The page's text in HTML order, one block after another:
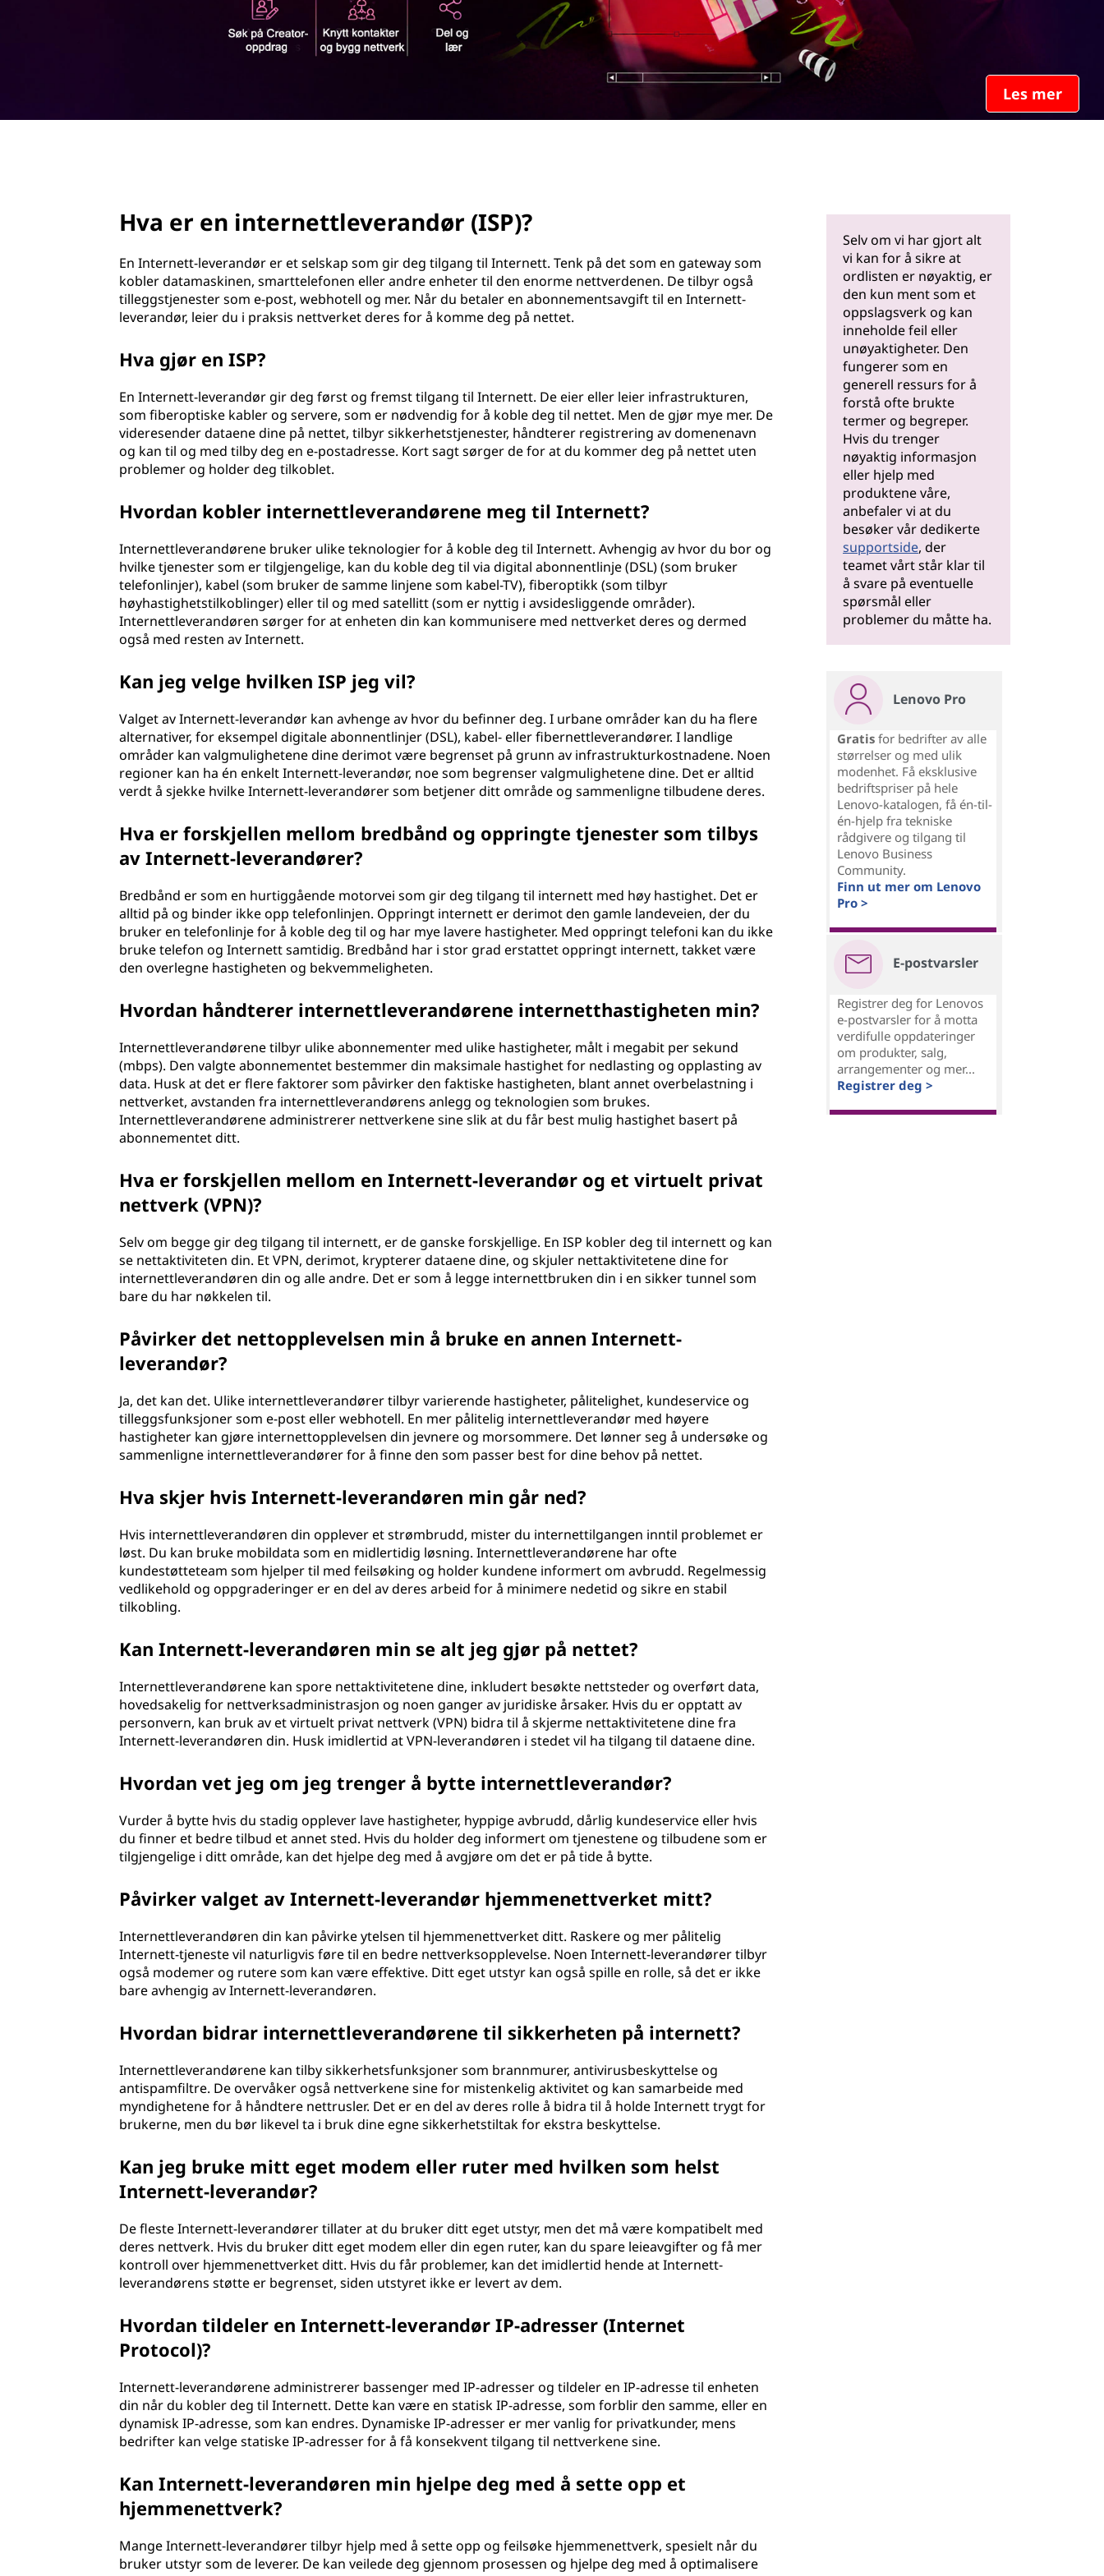
Les mer
Hva er en internettleverandør (ISP)?
En Internett-leverandør er et selskap som gir deg tilgang til Internett. Tenk på det som en gateway som
kobler datamaskinen, smarttelefonen eller andre enheter til den enorme nettverdenen. De tilbyr også
tilleggstjenester som e-post, webhotell og mer. Når du betaler en abonnementsavgift til en Internett-
leverandør, leier du i praksis nettverket deres for å komme deg på nettet.
Hva gjør en ISP?
En Internett-leverandør gir deg først og fremst tilgang til Internett. De eier eller leier infrastrukturen,
som fiberoptiske kabler og servere, som er nødvendig for å koble deg til nettet. Men de gjør mye mer. De
videresender dataene dine på nettet, tilbyr sikkerhetstjenester, håndterer registrering av domenenavn
og kan til og med tilby deg en e-postadresse. Kort sagt sørger de for at du kommer deg på nettet uten
problemer og holder deg tilkoblet.
Hvordan kobler internettleverandørene meg til Internett?
Internettleverandørene bruker ulike teknologier for å koble deg til Internett. Avhengig av hvor du bor og
hvilke tjenester som er tilgjengelige, kan du koble deg til via digital abonnentlinje (DSL) (som bruker
telefonlinjer), kabel (som bruker de samme linjene som kabel-TV), fiberoptikk (som tilbyr
høyhastighetstilkoblinger) eller til og med satellitt (som er nyttig i avsidesliggende områder).
Internettleverandøren sørger for at enheten din kan kommunisere med nettverket deres og dermed
også med resten av Internett.
Kan jeg velge hvilken ISP jeg vil?
Valget av Internett-leverandør kan avhenge av hvor du befinner deg. I urbane områder kan du ha flere
alternativer, for eksempel digitale abonnentlinjer (DSL), kabel- eller fibernettleverandører. I landlige
områder kan valgmulighetene dine derimot være begrenset på grunn av infrastrukturkostnadene. Noen
regioner kan ha én enkelt Internett-leverandør, noe som begrenser valgmulighetene dine. Det er alltid
verdt å sjekke hvilke Internett-leverandører som betjener ditt område og sammenligne tilbudene deres.
Hva er forskjellen mellom bredbånd og oppringte tjenester som tilbys
av Internett-leverandører?
Bredbånd er som en hurtiggående motorvei som gir deg tilgang til internett med høy hastighet. Det er
alltid på og binder ikke opp telefonlinjen. Oppringt internett er derimot den gamle landeveien, der du
bruker en telefonlinje for å koble deg til og har mye lavere hastigheter. Med oppringt telefoni kan du ikke
bruke telefon og Internett samtidig. Bredbånd har i stor grad erstattet oppringt internett, takket være
den overlegne hastigheten og bekvemmeligheten.
Hvordan håndterer internettleverandørene internetthastigheten min?
Internettleverandørene tilbyr ulike abonnementer med ulike hastigheter, målt i megabit per sekund
(mbps). Den valgte abonnementet bestemmer din maksimale hastighet for nedlasting og opplasting av
data. Husk at det er flere faktorer som påvirker den faktiske hastigheten, blant annet overbelastning i
nettverket, avstanden fra internettleverandørens anlegg og teknologien som brukes.
Internettleverandørene administrerer nettverkene sine slik at du får best mulig hastighet basert på
abonnementet ditt.
Hva er forskjellen mellom en Internett-leverandør og et virtuelt privat
nettverk (VPN)?
Selv om begge gir deg tilgang til internett, er de ganske forskjellige. En ISP kobler deg til internett og kan
se nettaktiviteten din. Et VPN, derimot, krypterer dataene dine, og skjuler nettaktivitetene dine for
internettleverandøren din og alle andre. Det er som å legge internettbruken din i en sikker tunnel som
bare du har nøkkelen til.
Påvirker det nettopplevelsen min å bruke en annen Internett-
leverandør?
Ja, det kan det. Ulike internettleverandører tilbyr varierende hastigheter, pålitelighet, kundeservice og
tilleggsfunksjoner som e-post eller webhotell. En mer pålitelig internettleverandør med høyere
hastigheter kan gjøre internettopplevelsen din jevnere og morsommere. Det lønner seg å undersøke og
sammenligne internettleverandører for å finne den som passer best for dine behov på nettet.
Hva skjer hvis Internett-leverandøren min går ned?
Hvis internettleverandøren din opplever et strømbrudd, mister du internettilgangen inntil problemet er
løst. Du kan bruke mobildata som en midlertidig løsning. Internettleverandørene har ofte
kundestøtteteam som hjelper til med feilsøking og holder kundene informert om avbrudd. Regelmessig
vedlikehold og oppgraderinger er en del av deres arbeid for å minimere nedetid og sikre en stabil
tilkobling.
Kan Internett-leverandøren min se alt jeg gjør på nettet?
Internettleverandørene kan spore nettaktivitetene dine, inkludert besøkte nettsteder og overført data,
hovedsakelig for nettverksadministrasjon og noen ganger av juridiske årsaker. Hvis du er opptatt av
personvern, kan bruk av et virtuelt privat nettverk (VPN) bidra til å skjerme nettaktivitetene dine fra
Internett-leverandøren din. Husk imidlertid at VPN-leverandøren i stedet vil ha tilgang til dataene dine.
Hvordan vet jeg om jeg trenger å bytte internettleverandør?
Vurder å bytte hvis du stadig opplever lave hastigheter, hyppige avbrudd, dårlig kundeservice eller hvis
du finner et bedre tilbud et annet sted. Hvis du holder deg informert om tjenestene og tilbudene som er
tilgjengelige i ditt område, kan det hjelpe deg med å avgjøre om det er på tide å bytte.
Påvirker valget av Internett-leverandør hjemmenettverket mitt?
Internettleverandøren din kan påvirke ytelsen til hjemmenettverket ditt. Raskere og mer pålitelig
Internett-tjeneste vil naturligvis føre til en bedre nettverksopplevelse. Noen Internett-leverandører tilbyr
også modemer og rutere som kan være effektive. Ditt eget utstyr kan også spille en rolle, så det er ikke
bare avhengig av Internett-leverandøren.
Hvordan bidrar internettleverandørene til sikkerheten på internett?
Internettleverandørene kan tilby sikkerhetsfunksjoner som brannmurer, antivirusbeskyttelse og
antispamfiltre. De overvåker også nettverkene sine for mistenkelig aktivitet og kan samarbeide med
myndighetene for å håndtere nettrusler. Det er en del av deres rolle å bidra til å holde Internett trygt for
brukerne, men du bør likevel ta i bruk dine egne sikkerhetstiltak for ekstra beskyttelse.
Kan jeg bruke mitt eget modem eller ruter med hvilken som helst
Internett-leverandør?
De fleste Internett-leverandører tillater at du bruker ditt eget utstyr, men det må være kompatibelt med
deres nettverk. Hvis du bruker ditt eget modem eller din egen ruter, kan du spare leieavgifter og få mer
kontroll over hjemmenettverket ditt. Hvis du får problemer, kan det imidlertid hende at Internett-
leverandørens støtte er begrenset, siden utstyret ikke er levert av dem.
Hvordan tildeler en Internett-leverandør IP-adresser (Internet
Protocol)?
Internett-leverandørene administrerer bassenger med IP-adresser og tildeler en IP-adresse til enheten
din når du kobler deg til Internett. Dette kan være en statisk IP-adresse, som forblir den samme, eller en
dynamisk IP-adresse, som kan endres. Dynamiske IP-adresser er mer vanlig for privatkunder, mens
bedrifter kan velge statiske IP-adresser for å få konsekvent tilgang til nettverkene sine.
Kan Internett-leverandøren min hjelpe deg med å sette opp et
hjemmenettverk?
Mange Internett-leverandører tilbyr hjelp med å sette opp og feilsøke hjemmenettverk, spesielt når du
bruker utstyr som de leverer. De kan veilede deg gjennom prosessen og hjelpe deg med å optimalisere
Selv om vi har gjort alt
vi kan for å sikre at
ordlisten er nøyaktig, er
den kun ment som et
oppslagsverk og kan
inneholde feil eller
unøyaktigheter. Den
fungerer som en
generell ressurs for å
forstå ofte brukte
termer og begreper.
Hvis du trenger
nøyaktig informasjon
eller hjelp med
produktene våre,
anbefaler vi at du
besøker vår dedikerte
supportside, der
teamet vårt står klar til
å svare på eventuelle
spørsmål eller
problemer du måtte ha.
Lenovo Pro
Gratis for bedrifter av alle
størrelser og med ulik
modenhet. Få eksklusive
bedriftspriser på hele
Lenovo-katalogen, få én-til-
én-hjelp fra tekniske
rådgivere og tilgang til
Lenovo Business
Community.
Finn ut mer om Lenovo
Pro >
E-postvarsler
Registrer deg for Lenovos
e-postvarsler for å motta
verdifulle oppdateringer
om produkter, salg,
arrangementer og mer...
Registrer deg >